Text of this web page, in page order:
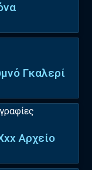
Γκαλερί
Αρχείο